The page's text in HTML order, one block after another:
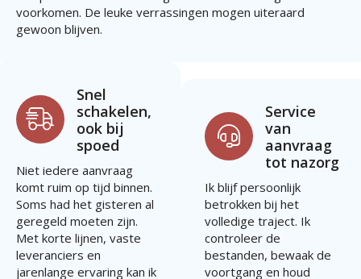
voorkomen. De leuke verrassingen mogen uiteraard
gewoon blijven.
Snel
schakelen,
ook bij
spoed
Niet iedere aanvraag
komt ruim op tijd binnen.
Soms had het gisteren al
geregeld moeten zijn.
Met korte lijnen, vaste
leveranciers en
jarenlange ervaring kan ik
Service
van
aanvraag
tot nazorg
Ik blijf persoonlijk
betrokken bij het
volledige traject. Ik
controleer de
bestanden, bewaak de
voortgang en houd